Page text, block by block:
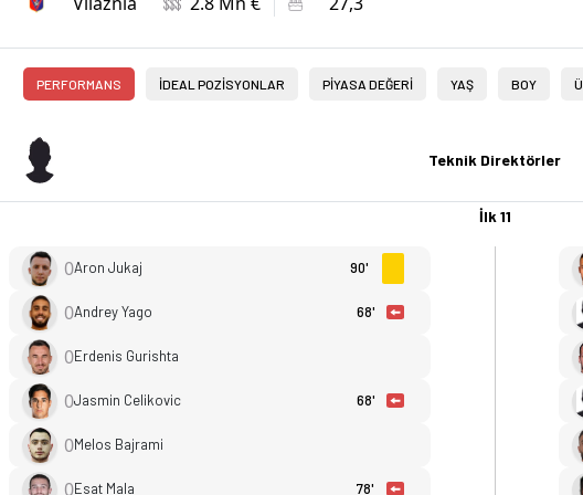
PERFORMANS İDEAL POZİSYONLAR PİYASA DEĞERİ YAŞ BOY
Teknik Direktörler
İlk 11
0Aron Jukaj 90'
0Andrey Yago 68'
0Erdenis Gurishta
0Jasmin Celikovic 68'
0Melos Bajrami
0Esat Mala 78'